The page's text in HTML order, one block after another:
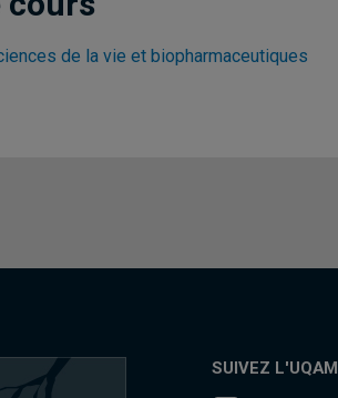
de la vie et biopharmaceutiques
SUIVEZ L'UQAM